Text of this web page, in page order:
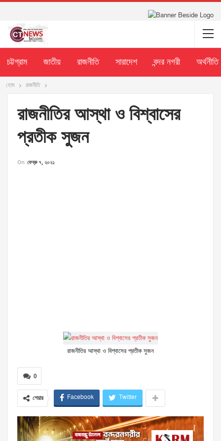
চট্টগ্রাম জাতীয় রাজনীতি সারাদেশ বন্দর নগরী অর্থনীতি
হোম রাজনীতি
রাজনীতির আস্থা ও বিশ্বাসের
প্রতীক সুজন
On ফেব্রু ৭, ২০২১
রাজনীতির আস্থা ও বিশ্বাসের প্রতীক সুজন
0
শেয়ার Facebook Twitter